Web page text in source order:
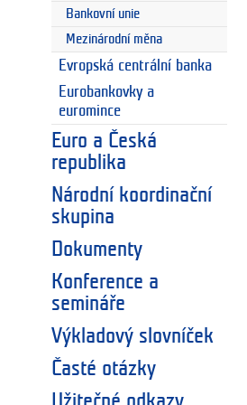
Bankovní unie
Mezinárodní měna
Evropská centrální banka
Eurobankovky a
euromince
Euro a Česká
republika
Národní koordinační
skupina
Dokumenty
Konference a
semináře
Výkladový slovníček
Časté otázky